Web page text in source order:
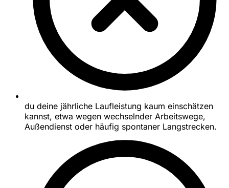
du deine jährliche Laufleistung kaum einschätzen
kannst, etwa wegen wechselnder Arbeitswege,
Außendienst oder häufig spontaner Langstrecken.